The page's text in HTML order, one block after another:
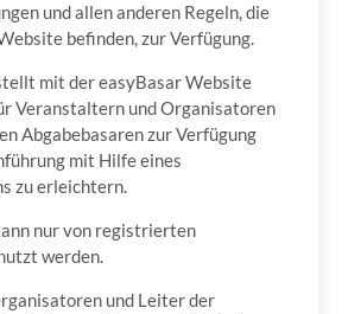
und allen anderen Regeln, die
befinden, zur Verfügung.
mit der easyBasar Website
Veranstaltern und Organisatoren
Abgabebasaren zur Verfügung
mit Hilfe eines
zu erleichtern.
nur von registrierten
werden.
und Leiter der